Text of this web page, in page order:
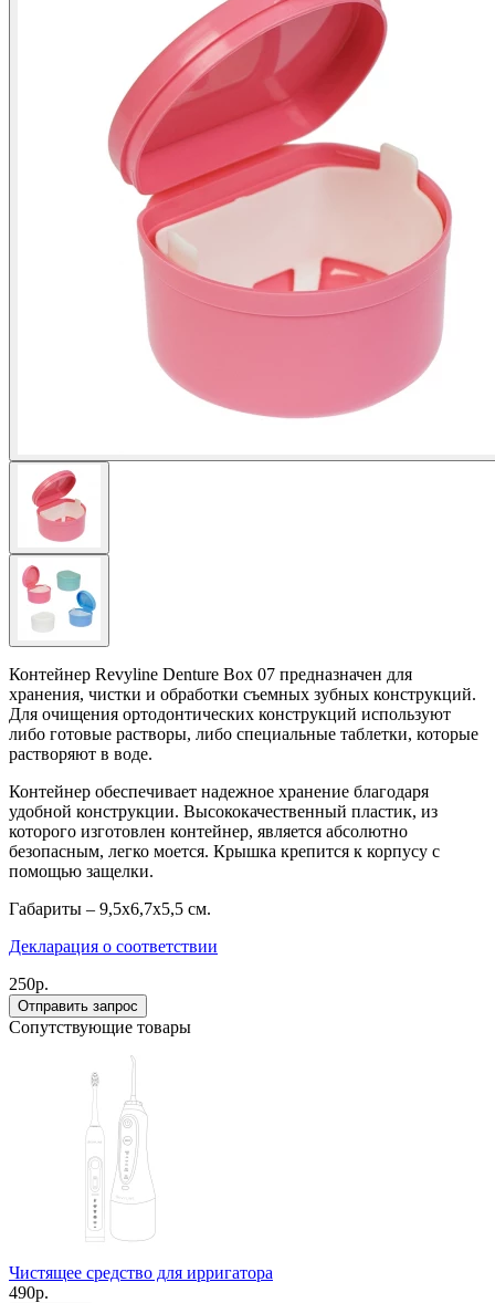
Контейнер Revyline Denture Box 07 предназначен для
хранения, чистки и обработки съемных зубных конструкций.
Для очищения ортодонтических конструкций используют
либо готовые растворы, либо специальные таблетки, которые
растворяют в воде.
Контейнер обеспечивает надежное хранение благодаря
удобной конструкции. Высококачественный пластик, из
которого изготовлен контейнер, является абсолютно
безопасным, легко моется. Крышка крепится к корпусу с
помощью защелки.
Габариты – 9,5х6,7х5,5 см.
Декларация о соответствии
250р.
Отправить запрос
Сопутствующие товары
Чистящее средство для ирригатора
490р.